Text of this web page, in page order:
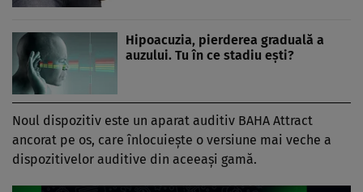
Hipoacuzia, pierderea graduală a
auzului. Tu în ce stadiu eşti?
Noul dispozitiv este un aparat auditiv BAHA Attract
ancorat pe os, care înlocuieşte o versiune mai veche a
dispozitivelor auditive din aceeaşi gamă.